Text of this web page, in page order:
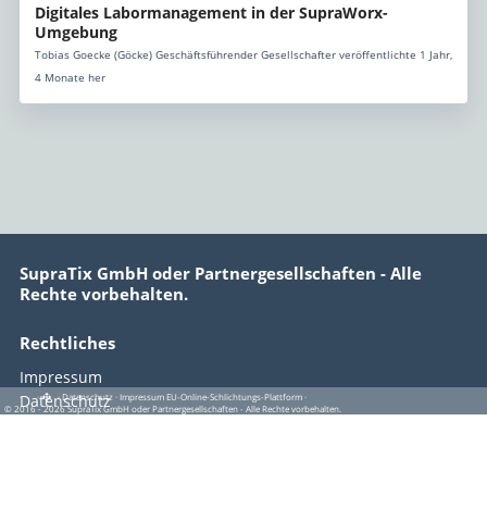
Digitales Labormanagement in der SupraWorx-
Umgebung
Tobias Goecke (Göcke) Geschäftsführender Gesellschafter veröffentlichte 1 Jahr,
4 Monate her
SupraTix GmbH oder Partnergesellschaften - Alle
Rechte vorbehalten.
Rechtliches
Impressum
Datenschutz
· · ·Datenschutz·Impressum EU-Online-Schlichtungs-Plattform·
© 2016 - 2026 SupraTix GmbH oder Partnergesellschaften - Alle Rechte vorbehalten.